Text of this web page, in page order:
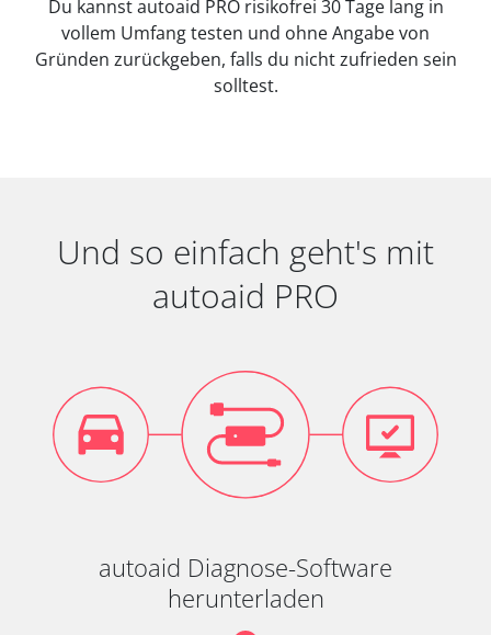
Du kannst autoaid PRO risikofrei 30 Tage lang in
vollem Umfang testen und ohne Angabe von
Gründen zurückgeben, falls du nicht zufrieden sein
solltest.
Und so einfach geht's mit
autoaid PRO
autoaid Diagnose-Software
herunterladen